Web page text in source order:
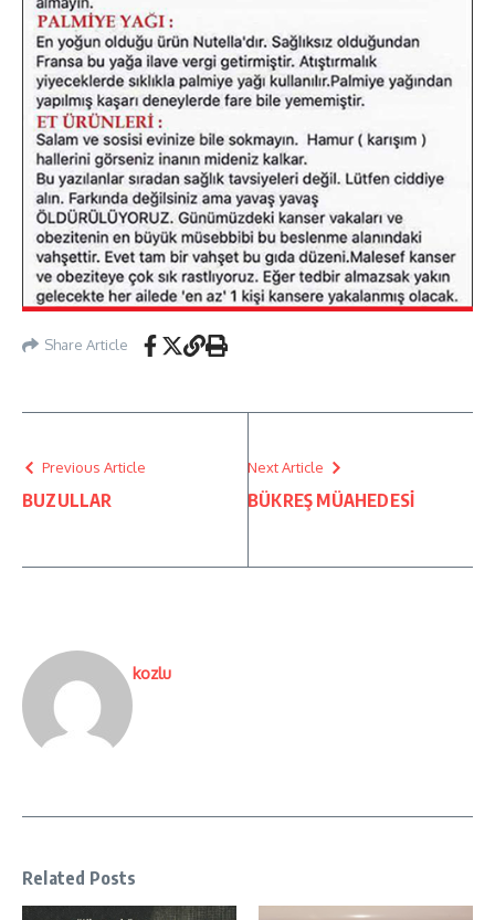
Share Article
Previous Article
BUZULLAR
Next Article
BÜKREŞ MÜAHEDESİ
kozlu
Related Posts